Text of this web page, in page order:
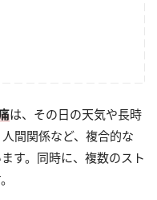
は、その日の天気や長時
間関係など、複合的な
す。同時に、複数のスト